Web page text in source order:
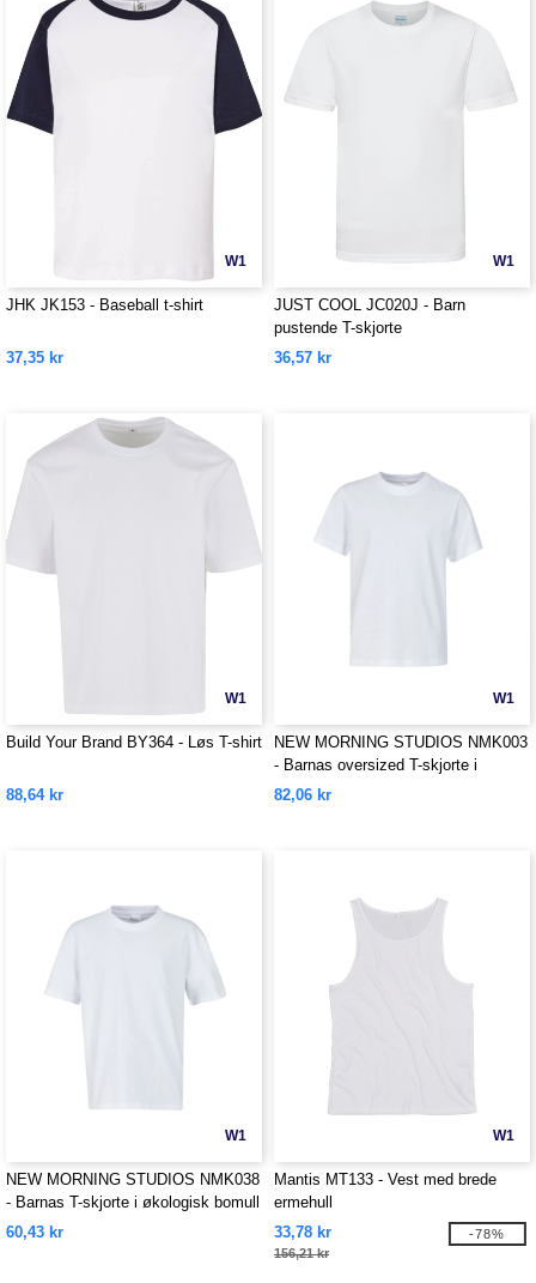
W1
JHK JK153 - Baseball t-shirt
37,35 kr
W1
JUST COOL JC020J - Barn
pustende T-skjorte
36,57 kr
W1
Build Your Brand BY364 - Løs T-shirt
88,64 kr
W1
NEW MORNING STUDIOS NMK003
- Barnas oversized T-skjorte i
organisk bomull
82,06 kr
W1
NEW MORNING STUDIOS NMK038
- Barnas T-skjorte i økologisk bomull
60,43 kr
W1
Mantis MT133 - Vest med brede
ermehull
33,78 kr
156,21 kr
-78%